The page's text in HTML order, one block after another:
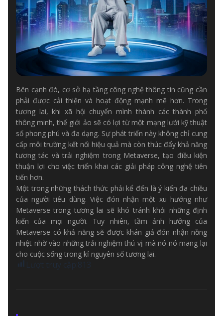
Bên cạnh đó, cơ sở hạ tầng công nghệ thông tin cũng cần
phải được cải thiện và hoạt động mạnh mẽ hơn. Trong
tương lai, khi xã hội chuyển mình thành các thành phố
thông minh, thế giới ảo sẽ có lợi từ một mạng lưới kỹ thuật
số phong phú và đa dạng. Sự phát triển này không chỉ cung
cấp môi trường kết nối hiệu quả mà còn thúc đẩy khả năng
tương tác và trải nghiệm trong Metaverse, tạo điều kiện
thuận lợi cho việc triển khai các giải pháp công nghệ tiên
tiến hơn.
Một trong những thách thức phải kể đến là ý kiến đa chiều
của người tiêu dùng. Việc đón nhận một xu hướng như
Metaverse trong tương lai sẽ khó tránh khỏi những định
kiến của mọi người. Tuy nhiên, tầm ảnh hưởng của
Metaverse có khả năng sẽ được khán giả đón nhận nồng
nhiệt nhờ vào những trải nghiệm thú vị mà nó nó mang lại
cho cuộc sống trong kỉ nguyên số tương lai.
Lượt truy cập: 813